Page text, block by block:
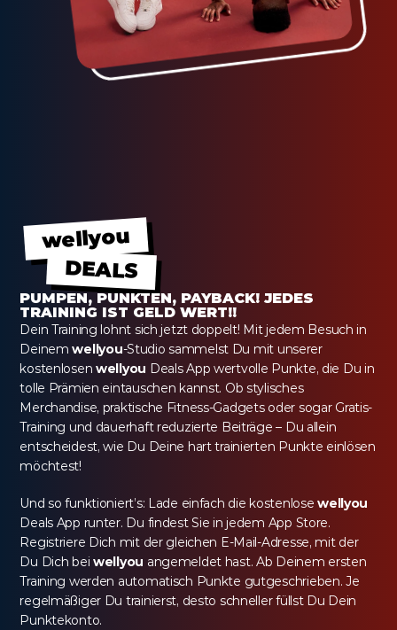
wellyou
DEALS
PUMPEN, PUNKTEN, PAYBACK! JEDES
TRAINING IST GELD WERT!!
Dein Training lohnt sich jetzt doppelt! Mit jedem Besuch in
Deinem wellyou-Studio sammelst Du mit unserer
kostenlosen wellyou Deals App wertvolle Punkte, die Du in
tolle Prämien eintauschen kannst. Ob stylisches
Merchandise, praktische Fitness-Gadgets oder sogar Gratis-
Training und dauerhaft reduzierte Beiträge – Du allein
entscheidest, wie Du Deine hart trainierten Punkte einlösen
möchtest!
Und so funktioniert’s: Lade einfach die kostenlose wellyou
Deals App runter. Du findest Sie in jedem App Store.
Registriere Dich mit der gleichen E-Mail-Adresse, mit der
Du Dich bei wellyou angemeldet hast. Ab Deinem ersten
Training werden automatisch Punkte gutgeschrieben. Je
regelmäßiger Du trainierst, desto schneller füllst Du Dein
Punktekonto.